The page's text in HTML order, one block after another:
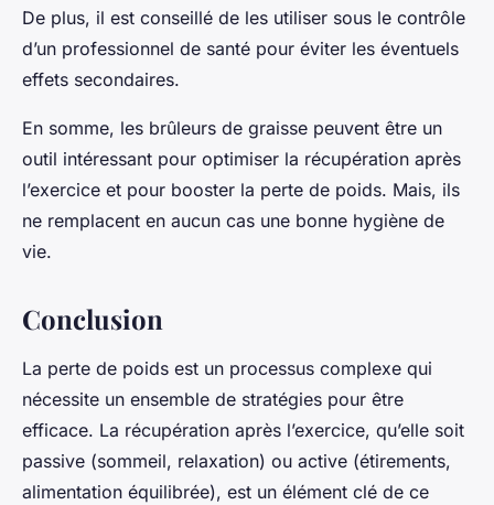
De plus, il est conseillé de les utiliser sous le contrôle
d’un professionnel de santé pour éviter les éventuels
effets secondaires.
En somme, les brûleurs de graisse peuvent être un
outil intéressant pour optimiser la récupération après
l’exercice et pour booster la perte de poids. Mais, ils
ne remplacent en aucun cas une bonne hygiène de
vie.
Conclusion
La perte de poids est un processus complexe qui
nécessite un ensemble de stratégies pour être
efficace. La récupération après l’exercice, qu’elle soit
passive (sommeil, relaxation) ou active (étirements,
alimentation équilibrée), est un élément clé de ce